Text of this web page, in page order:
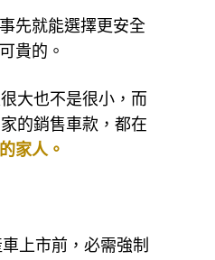
先就能選擇更安全
貴的。
大也不是很小，而
的銷售車款，都在
家人。
上市前，必需強制